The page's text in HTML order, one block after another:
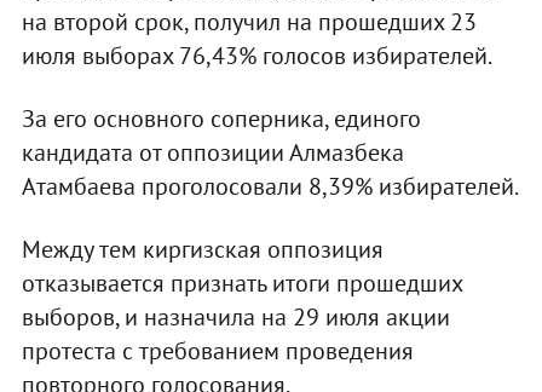
на второй срок, получил на прошедших 23
июля выборах 76,43% голосов избирателей.
За его основного соперника, единого
кандидата от оппозиции Алмазбека
Атамбаева проголосовали 8,39% избирателей.
Между тем киргизская оппозиция
отказывается признать итоги прошедших
выборов, и назначила на 29 июля акции
протеста с требованием проведения
повторного голосования.